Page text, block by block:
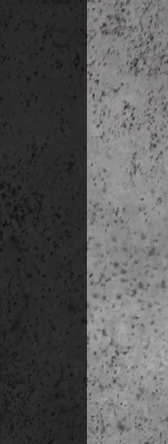
Carrer
Capella
Plaça
Plaça de
Archivo
Museo de
Plaça
Capella
Plaça de
e b é d
Plaça
Séta a
Palau de Aduana
Museo
Rambla
Casa da
Museo del